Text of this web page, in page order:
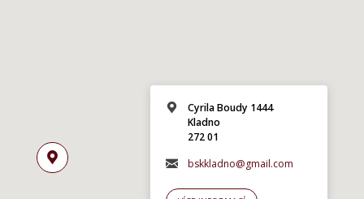
Cyrila Boudy 1444
Kladno
272 01
bskkladno@gmail.com